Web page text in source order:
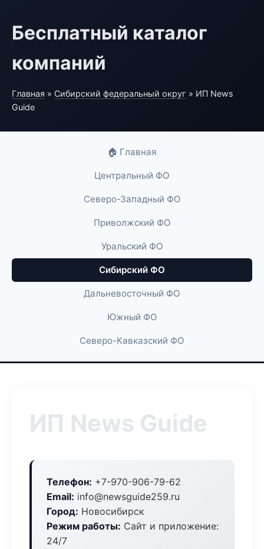
Бесплатный каталог
компаний
Главная » Сибирский федеральный округ » ИП News
Guide
🏠 Главная
Центральный ФО
Северо-Западный ФО
Приволжский ФО
Уральский ФО
Сибирский ФО
Дальневосточный ФО
Южный ФО
Северо-Кавказский ФО
ИП News Guide
Телефон: +7-970-906-79-62
Email: info@newsguide259.ru
Город: Новосибирск
Режим работы: Сайт и приложение:
24/7